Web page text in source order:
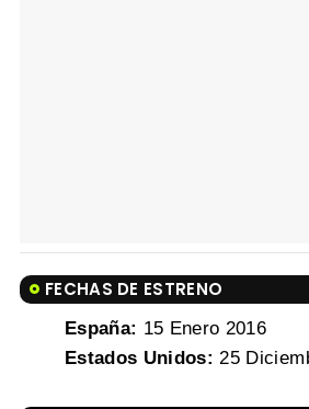
FECHAS DE ESTRENO
España: 15 Enero 2016
Estados Unidos: 25